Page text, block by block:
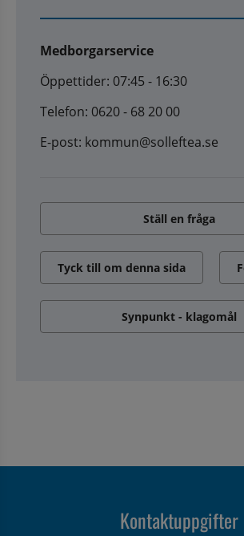
Medborgarservice
Öppettider: 07:45 - 16:30
Telefon: 0620 - 68 20 00
E-post: kommun@solleftea.se
Ställ en fråga
Tyck till om denna sida
Synpunkt - klagomål
Kontaktuppgifter